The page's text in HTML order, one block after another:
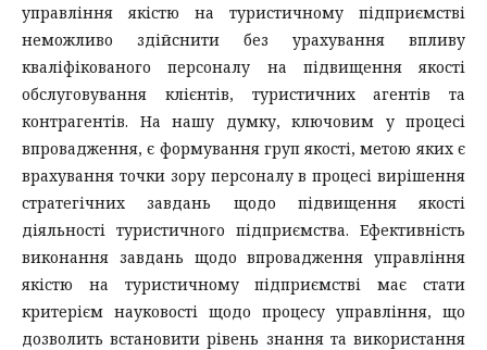
управління якістю на туристичному підприємстві
неможливо здійснити без урахування впливу
кваліфікованого персоналу на підвищення якості
обслуговування клієнтів, туристичних агентів та
контрагентів. На нашу думку, ключовим у процесі
впровадження, є формування груп якості, метою яких є
врахування точки зору персоналу в процесі вирішення
стратегічних завдань щодо підвищення якості
діяльності туристичного підприємства. Ефективність
виконання завдань щодо впровадження управління
якістю на туристичному підприємстві має стати
критерієм науковості щодо процесу управління, що
дозволить встановити рівень знання та використання